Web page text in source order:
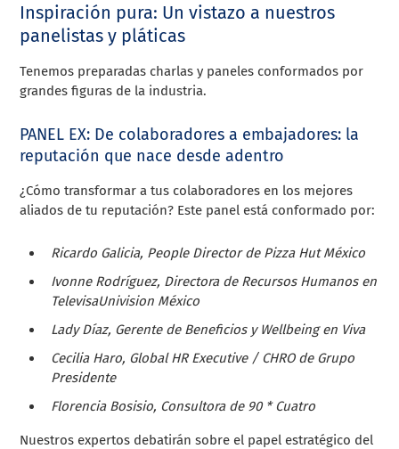
Inspiración pura: Un vistazo a nuestros
panelistas y pláticas
Tenemos preparadas charlas y paneles conformados por
grandes figuras de la industria.
PANEL EX: De colaboradores a embajadores: la
reputación que nace desde adentro
¿Cómo transformar a tus colaboradores en los mejores
aliados de tu reputación? Este panel está conformado por:
Ricardo Galicia, People Director de Pizza Hut México
Ivonne Rodríguez, Directora de Recursos Humanos en
TelevisaUnivision México
Lady Díaz, Gerente de Beneficios y Wellbeing en Viva
Cecilia Haro, Global HR Executive / CHRO de Grupo
Presidente
Florencia Bosisio, Consultora de 90 * Cuatro
Nuestros expertos debatirán sobre el papel estratégico del